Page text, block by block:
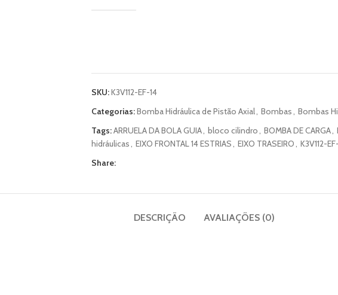
SKU:K3V112-EF-14
Categorias:Bomba Hidráulica de Pistão Axial Bombas
Bombas
Tags:ARRUELA DA BOLA GUIA bloco cilindro BOMBA DE CARGA
hidráulicas
EIXO FRONTAL 14 ESTRIAS EIXO TRASEIRO
K3V112-
Share:
DESCRIÇÃO AVALIAÇÕES (0)